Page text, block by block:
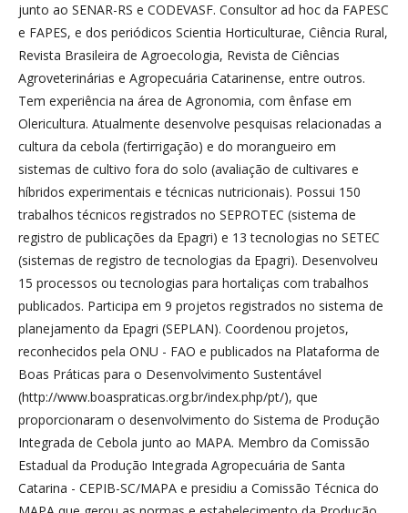
junto ao SENAR-RS e CODEVASF. Consultor ad hoc da FAPESC
e FAPES, e dos periódicos Scientia Horticulturae, Ciência Rural,
Revista Brasileira de Agroecologia, Revista de Ciências
Agroveterinárias e Agropecuária Catarinense, entre outros.
Tem experiência na área de Agronomia, com ênfase em
Olericultura. Atualmente desenvolve pesquisas relacionadas a
cultura da cebola (fertirrigação) e do morangueiro em
sistemas de cultivo fora do solo (avaliação de cultivares e
híbridos experimentais e técnicas nutricionais). Possui 150
trabalhos técnicos registrados no SEPROTEC (sistema de
registro de publicações da Epagri) e 13 tecnologias no SETEC
(sistemas de registro de tecnologias da Epagri). Desenvolveu
15 processos ou tecnologias para hortaliças com trabalhos
publicados. Participa em 9 projetos registrados no sistema de
planejamento da Epagri (SEPLAN). Coordenou projetos,
reconhecidos pela ONU - FAO e publicados na Plataforma de
Boas Práticas para o Desenvolvimento Sustentável
(http://www.boaspraticas.org.br/index.php/pt/), que
proporcionaram o desenvolvimento do Sistema de Produção
Integrada de Cebola junto ao MAPA. Membro da Comissão
Estadual da Produção Integrada Agropecuária de Santa
Catarina - CEPIB-SC/MAPA e presidiu a Comissão Técnica do